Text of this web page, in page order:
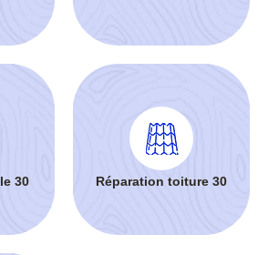
30 Réparation toiture 30